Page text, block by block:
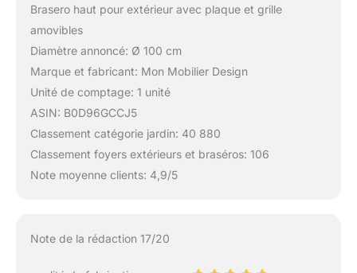
Brasero haut pour extérieur avec plaque et grille
amovibles
Diamètre annoncé: Ø 100 cm
Marque et fabricant: Mon Mobilier Design
Unité de comptage: 1 unité
ASIN: B0D96GCCJ5
Classement catégorie jardin: 40 880
Classement foyers extérieurs et braséros: 106
Note moyenne clients: 4,9/5
Note de la rédaction 17/20